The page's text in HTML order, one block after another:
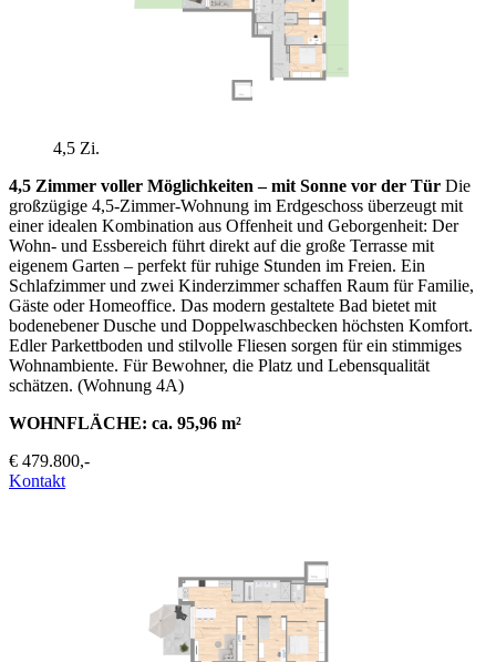
4,5 Zi.
4,5 Zimmer voller Möglichkeiten – mit Sonne vor der Tür Die
großzügige 4,5-Zimmer-Wohnung im Erdgeschoss überzeugt mit
einer idealen Kombination aus Offenheit und Geborgenheit: Der
Wohn- und Essbereich führt direkt auf die große Terrasse mit
eigenem Garten – perfekt für ruhige Stunden im Freien. Ein
Schlafzimmer und zwei Kinderzimmer schaffen Raum für Familie,
Gäste oder Homeoffice. Das modern gestaltete Bad bietet mit
bodenebener Dusche und Doppelwaschbecken höchsten Komfort.
Edler Parkettboden und stilvolle Fliesen sorgen für ein stimmiges
Wohnambiente. Für Bewohner, die Platz und Lebensqualität
schätzen. (Wohnung 4A)
WOHNFLÄCHE: ca. 95,96 m²
€ 479.800,-
Kontakt